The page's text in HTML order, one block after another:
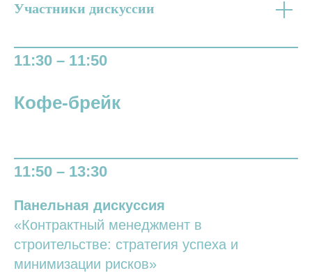
Участники дискуссии
11:30 – 11:50
Кофе-брейк
11:50 – 13:30
Панельная дискуссия
«Контрактный менеджмент в
строительстве: стратегия успеха и
минимизации рисков»